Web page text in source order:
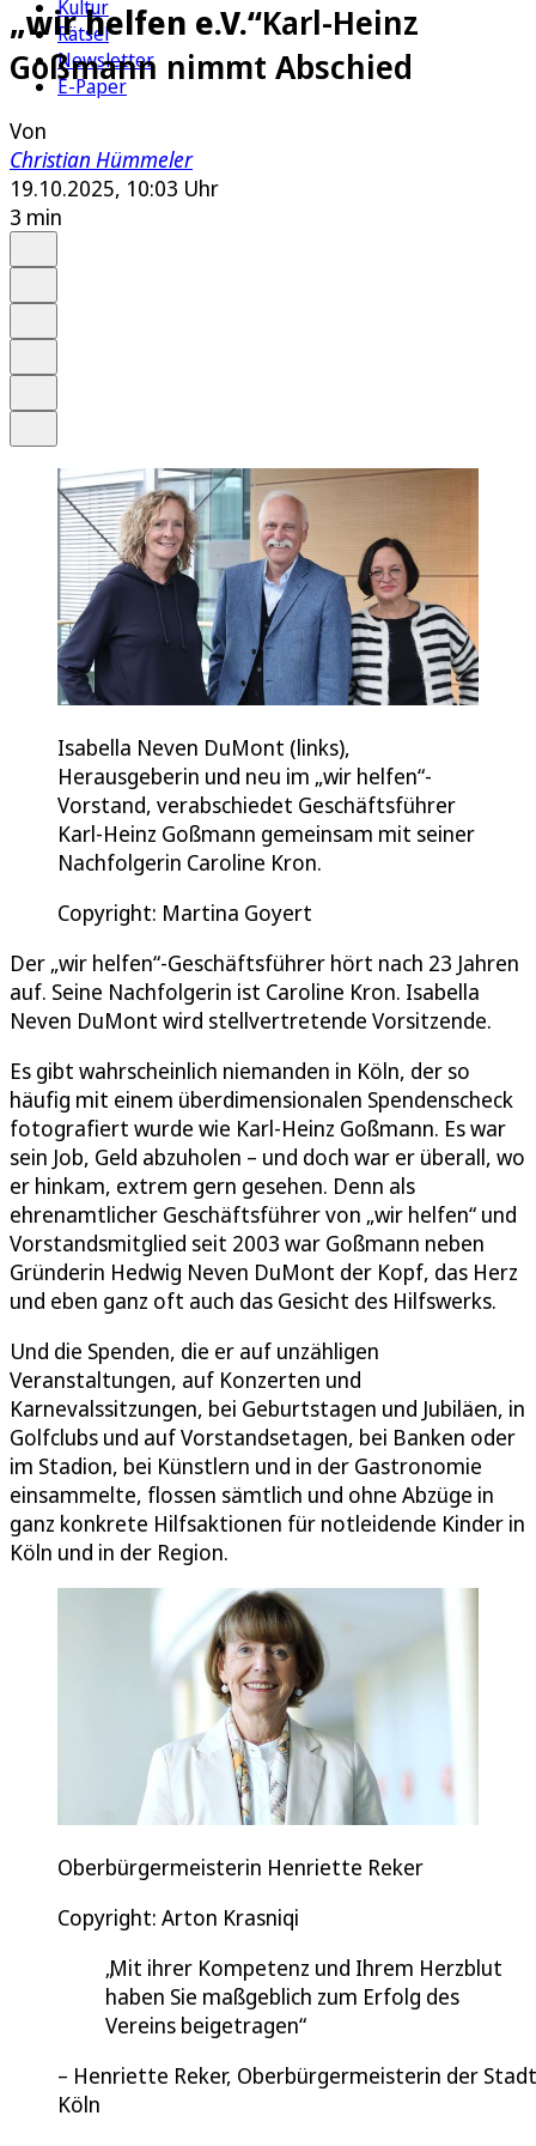
Kultur
Rätsel
Newsletter
E-Paper
„wir helfen e.V.“Karl-Heinz
Goßmann nimmt Abschied
Von
Christian Hümmeler
19.10.2025, 10:03 Uhr
3 min
Isabella Neven DuMont (links),
Herausgeberin und neu im „wir helfen“-
Vorstand, verabschiedet Geschäftsführer
Karl-Heinz Goßmann gemeinsam mit seiner
Nachfolgerin Caroline Kron.
Copyright: Martina Goyert
Der „wir helfen“-Geschäftsführer hört nach 23 Jahren
auf. Seine Nachfolgerin ist Caroline Kron. Isabella
Neven DuMont wird stellvertretende Vorsitzende.
Es gibt wahrscheinlich niemanden in Köln, der so
häufig mit einem überdimensionalen Spendenscheck
fotografiert wurde wie Karl-Heinz Goßmann. Es war
sein Job, Geld abzuholen – und doch war er überall, wo
er hinkam, extrem gern gesehen. Denn als
ehrenamtlicher Geschäftsführer von „wir helfen“ und
Vorstandsmitglied seit 2003 war Goßmann neben
Gründerin Hedwig Neven DuMont der Kopf, das Herz
und eben ganz oft auch das Gesicht des Hilfswerks.
Und die Spenden, die er auf unzähligen
Veranstaltungen, auf Konzerten und
Karnevalssitzungen, bei Geburtstagen und Jubiläen, in
Golfclubs und auf Vorstandsetagen, bei Banken oder
im Stadion, bei Künstlern und in der Gastronomie
einsammelte, flossen sämtlich und ohne Abzüge in
ganz konkrete Hilfsaktionen für notleidende Kinder in
Köln und in der Region.
Oberbürgermeisterin Henriette Reker
Copyright: Arton Krasniqi
Mit ihrer Kompetenz und Ihrem Herzblut
haben Sie maßgeblich zum Erfolg des
Vereins beigetragen
Henriette Reker, Oberbürgermeisterin der Stadt
Köln